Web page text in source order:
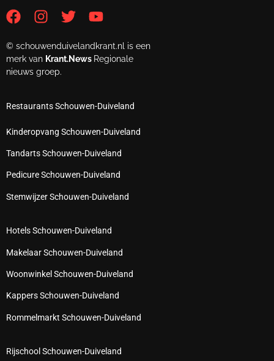
© schouwenduivelandkrant.nl is een
merk van Krant.News Regionale
nieuws groep.
Restaurants Schouwen-Duiveland
Kinderopvang Schouwen-Duiveland
Tandarts Schouwen-Duiveland
Pedicure Schouwen-Duiveland
Stemwijzer Schouwen-Duiveland
Hotels Schouwen-Duiveland
Makelaar Schouwen-Duiveland
Woonwinkel Schouwen-Duiveland
Kappers Schouwen-Duiveland
Rommelmarkt Schouwen-Duiveland
Rijschool Schouwen-Duiveland